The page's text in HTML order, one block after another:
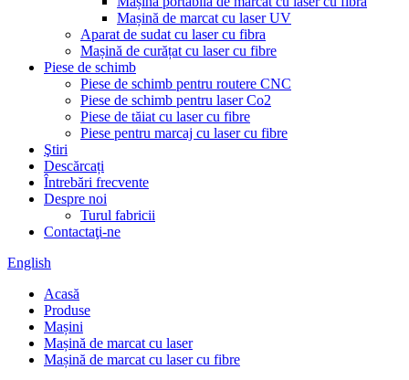
Mașină de marcat cu laser UV
Aparat de sudat cu laser cu fibra
Mașină de curățat cu laser cu fibre
Piese de schimb
Piese de schimb pentru routere CNC
Piese de schimb pentru laser Co2
Piese de tăiat cu laser cu fibre
Piese pentru marcaj cu laser cu fibre
Ştiri
Descărcați
Întrebări frecvente
Despre noi
Turul fabricii
Contactaţi-ne
English
Acasă
Produse
Mașini
Mașină de marcat cu laser
Mașină de marcat cu laser cu fibre